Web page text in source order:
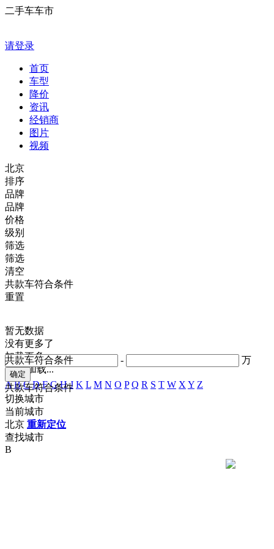
二手车车市
请登录
首页
车型
降价
资讯
经销商
图片
视频
北京
排序
品牌
品牌
价格
- 万
共款车符合条件
级别
共款车符合条件
筛选
筛选
清空
共款车符合条件
重置
暂无数据
没有更多了
加载更多
正在加载...
A B C D F G H J K L M N O P Q R S T W X Y Z
切换城市
当前城市
北京 重新定位
查找城市
B